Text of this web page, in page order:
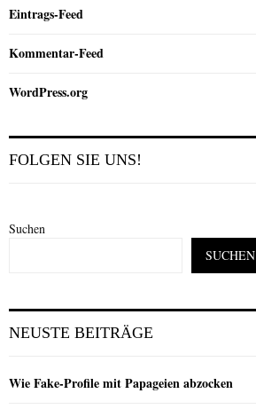
Eintrags-Feed
Kommentar-Feed
WordPress.org
FOLGEN SIE UNS!
Suchen
SUCHEN
NEUSTE BEITRÄGE
Wie Fake-Profile mit Papageien abzocken